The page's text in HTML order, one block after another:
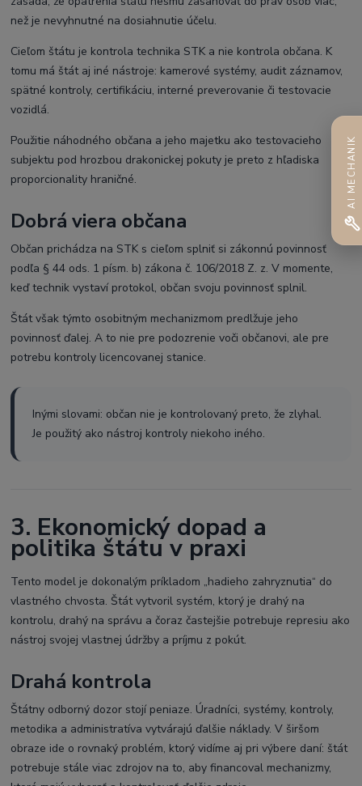
než je nevyhnutné na dosiahnutie účelu.
Cieľom štátu je kontrola technika STK a nie kontrola občana. K
tomu má štát aj iné nástroje: kamerové systémy, audit záznamov,
spätné kontroly, certifikáciu, interné preverovanie či testovacie
vozidlá.
Použitie náhodného občana a jeho majetku ako testovacieho
subjektu pod hrozbou drakonickej pokuty je preto z hľadiska
proporcionality hraničné.
Dobrá viera občana
Občan prichádza na STK s cieľom splniť si zákonnú povinnosť
podľa § 44 ods. 1 písm. b) zákona č. 106/2018 Z. z. V momente,
keď technik vystaví protokol, občan svoju povinnosť splnil.
Štát však týmto osobitným mechanizmom predlžuje jeho
povinnosť ďalej. A to nie pre podozrenie voči občanovi, ale pre
potrebu kontroly licencovanej stanice.
Inými slovami: občan nie je kontrolovaný preto, že zlyhal.
Je použitý ako nástroj kontroly niekoho iného.
3. Ekonomický dopad a
politika štátu v praxi
Tento model je dokonalým príkladom „hadieho zahryznutia“ do
vlastného chvosta. Štát vytvoril systém, ktorý je drahý na
kontrolu, drahý na správu a čoraz častejšie potrebuje represiu ako
nástroj svojej vlastnej údržby a príjmu z pokút.
Drahá kontrola
Štátny odborný dozor stojí peniaze. Úradníci, systémy, kontroly,
metodika a administratíva vytvárajú ďalšie náklady. V širšom
obraze ide o rovnaký problém, ktorý vidíme aj pri výbere daní: štát
potrebuje stále viac zdrojov na to, aby financoval mechanizmy,
AI MECHANIK